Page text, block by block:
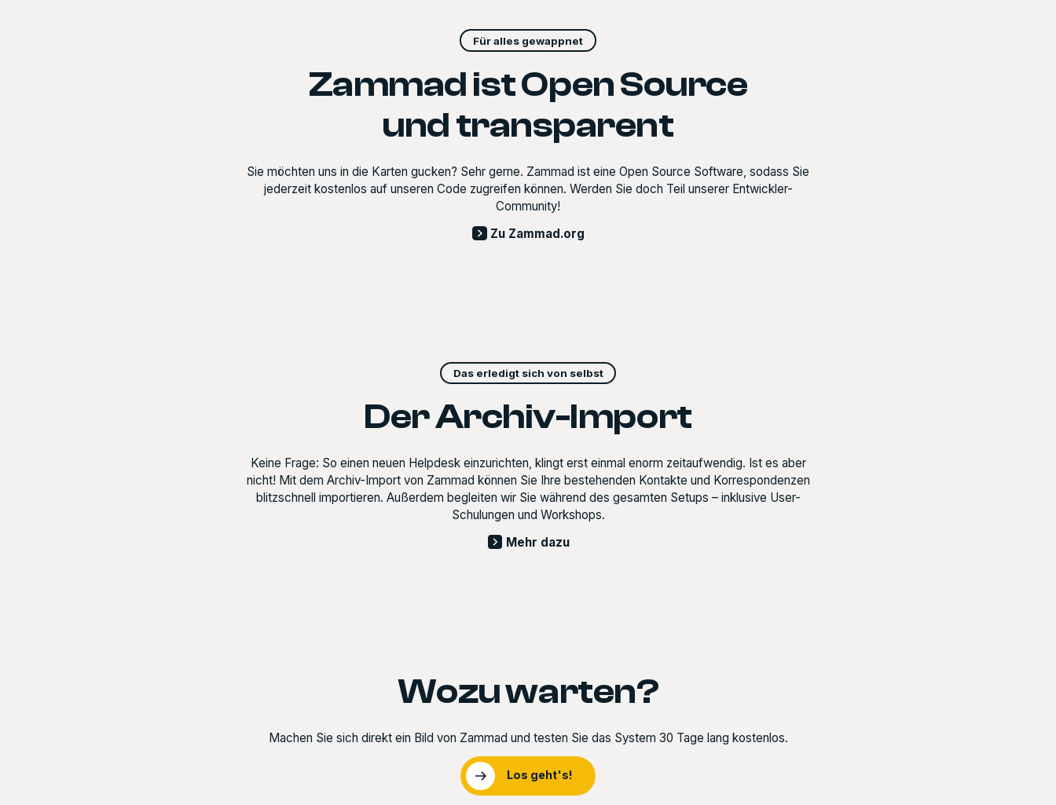
Für alles gewappnet
Zammad ist Open Source
und transparent
Sie möchten uns in die Karten gucken? Sehr gerne. Zammad ist eine Open Source Software, sodass Sie
jederzeit kostenlos auf unseren Code zugreifen können. Werden Sie doch Teil unserer Entwickler-
Community!
Zu Zammad.org
Das erledigt sich von selbst
Der Archiv-Import
Keine Frage: So einen neuen Helpdesk einzurichten, klingt erst einmal enorm zeitaufwendig. Ist es aber
nicht! Mit dem Archiv-Import von Zammad können Sie Ihre bestehenden Kontakte und Korrespondenzen
blitzschnell importieren. Außerdem begleiten wir Sie während des gesamten Setups – inklusive User-
Schulungen und Workshops.
Mehr dazu
Wozu warten?
Machen Sie sich direkt ein Bild von Zammad und testen Sie das System 30 Tage lang kostenlos.
Los geht's!